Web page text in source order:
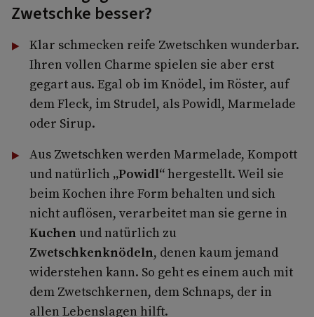
Zwetschke besser?
Klar schmecken reife Zwetschken wunderbar.
Ihren vollen Charme spielen sie aber erst
gegart aus. Egal ob im Knödel, im Röster, auf
dem Fleck, im Strudel, als Powidl, Marmelade
oder Sirup.
Aus Zwetschken werden Marmelade, Kompott
und natürlich „Powidl“hergestellt. Weil sie
beim Kochen ihre Form behalten und sich
nicht auflösen, verarbeitet man sie gerne in
Kuchen und natürlich zu
Zwetschkenknödeln, denen kaum jemand
widerstehen kann. So geht es einem auch mit
dem Zwetschkernen, dem Schnaps, der in
allen Lebenslagen hilft.